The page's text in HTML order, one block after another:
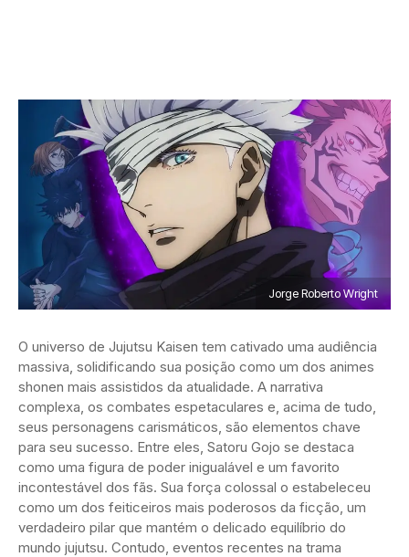
Jorge Roberto Wright
O universo de Jujutsu Kaisen tem cativado uma audiência
massiva, solidificando sua posição como um dos animes
shonen mais assistidos da atualidade. A narrativa
complexa, os combates espetaculares e, acima de tudo,
seus personagens carismáticos, são elementos chave
para seu sucesso. Entre eles, Satoru Gojo se destaca
como uma figura de poder inigualável e um favorito
incontestável dos fãs. Sua força colossal o estabeleceu
como um dos feiticeiros mais poderosos da ficção, um
verdadeiro pilar que mantém o delicado equilíbrio do
mundo jujutsu. Contudo, eventos recentes na trama